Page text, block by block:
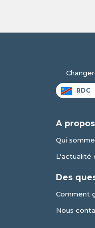
A
Qui
L'actualité
Des
Comment
Nous